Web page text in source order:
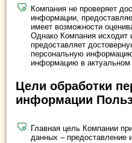
Компания не проверяет
информации,
имеет возможности
Однако Компания исходит
предоставляет
персональную
информацию в актуальном
Цели обработки
информации
Главная цель Компании
данных – предоставление